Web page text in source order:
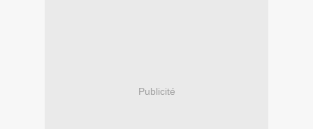
Publicité